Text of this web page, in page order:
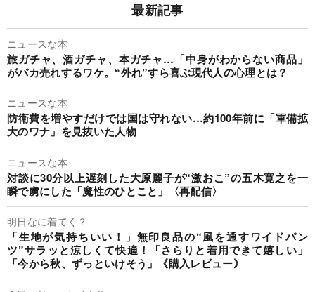
最新記事
ニュースな本
旅ガチャ、酒ガチャ、本ガチャ…「中身がわからない商品」
がバカ売れするワケ。“外れ”すら喜ぶ現代人の心理とは？
ニュースな本
防衛費を増やすだけでは国は守れない…約100年前に「軍備拡
大のワナ」を見抜いた人物
ニュースな本
対談に30分以上遅刻した大原麗子が“激おこ”の五木寛之を一
瞬で虜にした「魔性のひとこと」〈再配信〉
明日なに着てく？
「生地が気持ちいい！」無印良品の“風を通すワイドパン
ツ”サラッと涼しくて快適！「さらりと着用できて嬉しい」
「今から秋、ずっといけそう」《購入レビュー》